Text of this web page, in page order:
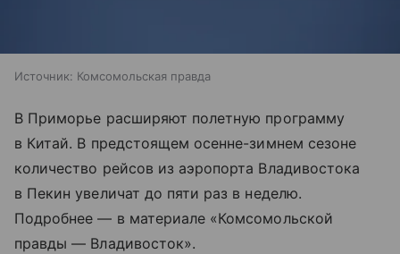
Источник: Комсомольская правда
В Приморье расширяют полетную программу
в Китай. В предстоящем осенне-зимнем сезоне
количество рейсов из аэропорта Владивостока
в Пекин увеличат до пяти раз в неделю.
Подробнее — в материале «Комсомольской
правды — Владивосток».